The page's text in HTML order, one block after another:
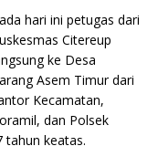
hari ini petugas dari
Citereup
ke Desa
Asem Timur dari
Kecamatan,
dan Polsek
tahun keatas.